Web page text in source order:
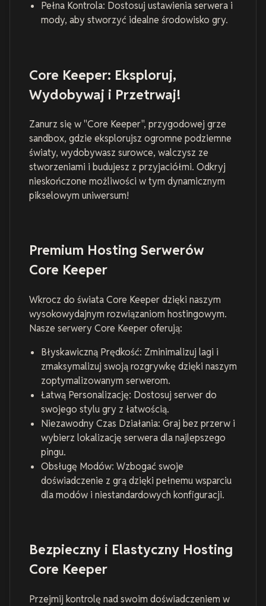
Pełna Kontrola: Dostosuj ustawienia serwera i
mody, aby stworzyć idealne środowisko gry.
Core Keeper: Eksploruj,
Wydobywaj i Przetrwaj!
Zanurz się w "Core Keeper", przygodowej grze
sandbox, gdzie eksplorujsz ogromne podziemne
światy, wydobywasz surowce, walczysz ze
stworzeniami i budujesz z przyjaciółmi. Odkryj
nieskończone możliwości w tym dynamicznym
pikselowym uniwersum!
Premium Hosting Serwerów
Core Keeper
Wkrocz do świata Core Keeper dzięki naszym
wysokowydajnym rozwiązaniom hostingowym.
Nasze serwery Core Keeper oferują:
Błyskawiczną Prędkość: Zminimalizuj lagi i
zmaksymalizuj swoją rozgrywkę dzięki naszym
zoptymalizowanym serwerom.
Łatwą Personalizację: Dostosuj serwer do
swojego stylu gry z łatwością.
Niezawodny Czas Działania: Graj bez przerw i
wybierz lokalizację serwera dla najlepszego
pingu.
Obsługę Modów: Wzbogać swoje
doświadczenie z grą dzięki pełnemu wsparciu
dla modów i niestandardowych konfiguracji.
Bezpieczny i Elastyczny Hosting
Core Keeper
Przejmij kontrolę nad swoim doświadczeniem w